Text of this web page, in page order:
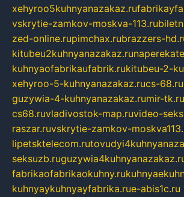
xehyroo5kuhnyanazakaz.ru
vskrytie-zamkov-moskva-113.ru
zed-online.rupimchax.rubrazzers-
kitubeu2kuhnyanazakaz.ru
kuhnyaofabrikaufabrik.rukitubeu-2-
xehyroo-5-kuhnyanazakaz.rucs-68.ru
guzywia-4-kuhnyanazakaz.rumir-tk.ru
cs68.ruvladivostok-map.ruvideo-
raszar.ruvskrytie-zamkov-
lipetsktelecom.ru
seksuzb.ru
fabrikaofabrikaokuhny.ru
kuhnyaykuhnyayfabrika.rue-abis1c.ru